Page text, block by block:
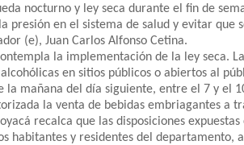
nocturno y ley seca durante el fin de
presión en el sistema de salud y evitar que
(e), Juan Carlos Alfonso Cetina.
la implementación de la ley seca.
en sitios públicos o abiertos al
la mañana del día siguiente, entre el 7 y el
la venta de bebidas embriagantes a
recalca que las disposiciones
habitantes y residentes del departamento,